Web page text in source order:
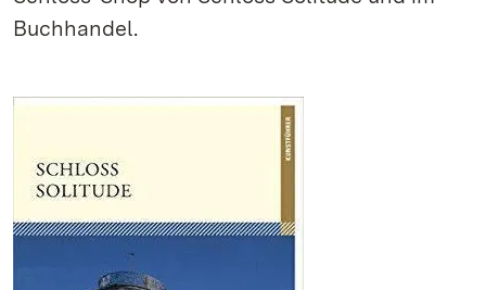
Buchhandel.